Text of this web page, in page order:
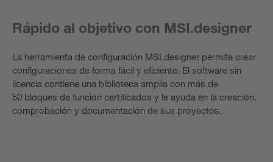
Rápido al objetivo con MSI.designer
La herramienta de configuración MSI.designer permite crear
configuraciones de forma fácil y eficiente. El software sin
licencia contiene una biblioteca amplia con más de
50 bloques de función certificados y le ayuda en la creación,
comprobación y documentación de sus proyectos.